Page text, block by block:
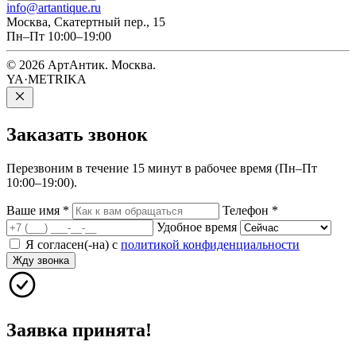
info@artantique.ru
Москва, Скатертный пер., 15
Пн–Пт 10:00–19:00
© 2026 АртАнтик. Москва.
YA·METRIKA
Заказать звонок
Перезвоним в течение 15 минут в рабочее время (Пн–Пт
10:00–19:00).
Ваше имя * Телефон *
Удобное время
Я согласен(-на) с политикой конфиденциальности
Жду звонка
Заявка принята!